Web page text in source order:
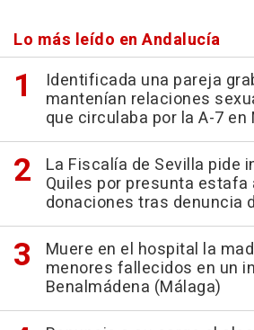
Lo más leído en Andalucía
Identificada una pareja
mantenían relaciones
que circulaba por la A-7 en
La Fiscalía de Sevilla pide
Quiles por presunta estafa
donaciones tras denuncia
Muere en el hospital la
menores fallecidos en un
Benalmádena (Málaga)